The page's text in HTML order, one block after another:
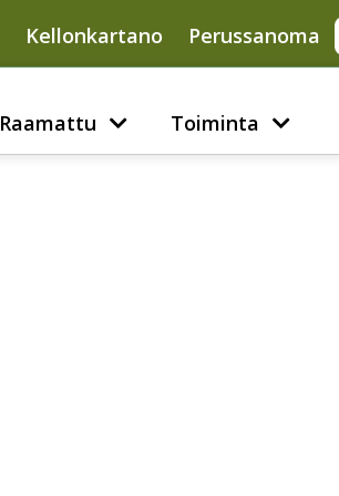
Kellonkartano Perussanoma
Raamattu Toiminta